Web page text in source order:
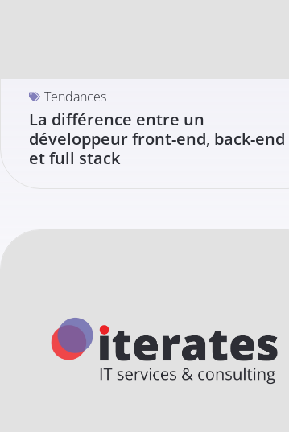
Tendances
La différence entre un
développeur front-end, back-end
et full stack